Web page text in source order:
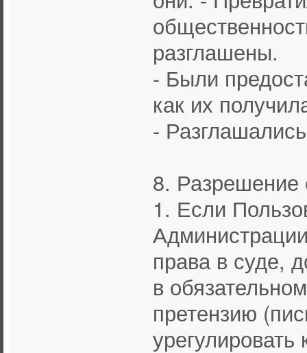
разглашены.
- Были
как их
-
8. Разрешение
1. Если
права в суде,
в
претензию